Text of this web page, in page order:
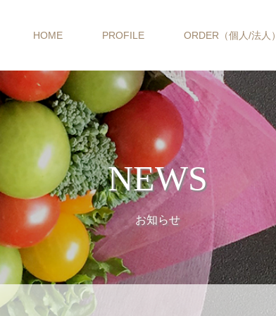
HOME PROFILE ORDER（個人/法人）
NEWS
お知らせ